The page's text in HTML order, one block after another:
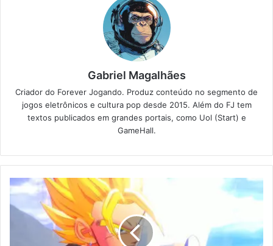
Gabriel Magalhães
Criador do Forever Jogando. Produz conteúdo no segmento de
jogos eletrônicos e cultura pop desde 2015. Além do FJ tem
textos publicados em grandes portais, como Uol (Start) e
GameHall.